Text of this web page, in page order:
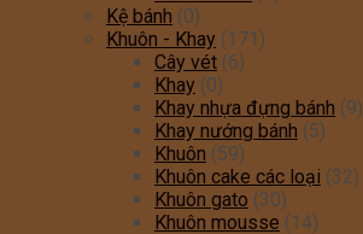
Kệ bánh (0)
Khuôn - Khay (171)
Cây vét (6)
Khay (0)
Khay nhựa đựng bánh (9)
Khay nướng bánh (5)
Khuôn (59)
Khuôn cake các loại (32)
Khuôn gato (30)
Khuôn mousse (14)